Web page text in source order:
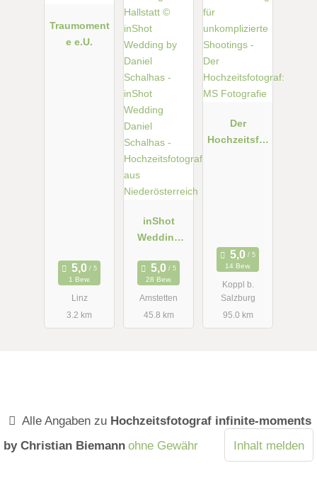
Traumoment
e e.U.
1 Bew.
Linz
3.2 km
inShot
Wedding
Schalhas -
Hochzeitsfot
ograf aus
Niederösterr
28 Bew.
Amstetten
45.8 km
Der
Hochzeitsfot
14 Bew.
Koppl b.
Salzburg
95.0 km
Alle Angaben zu Hochzeitsfotograf infinite-moments
by Christian Biemann ohne Gewähr Inhalt melden